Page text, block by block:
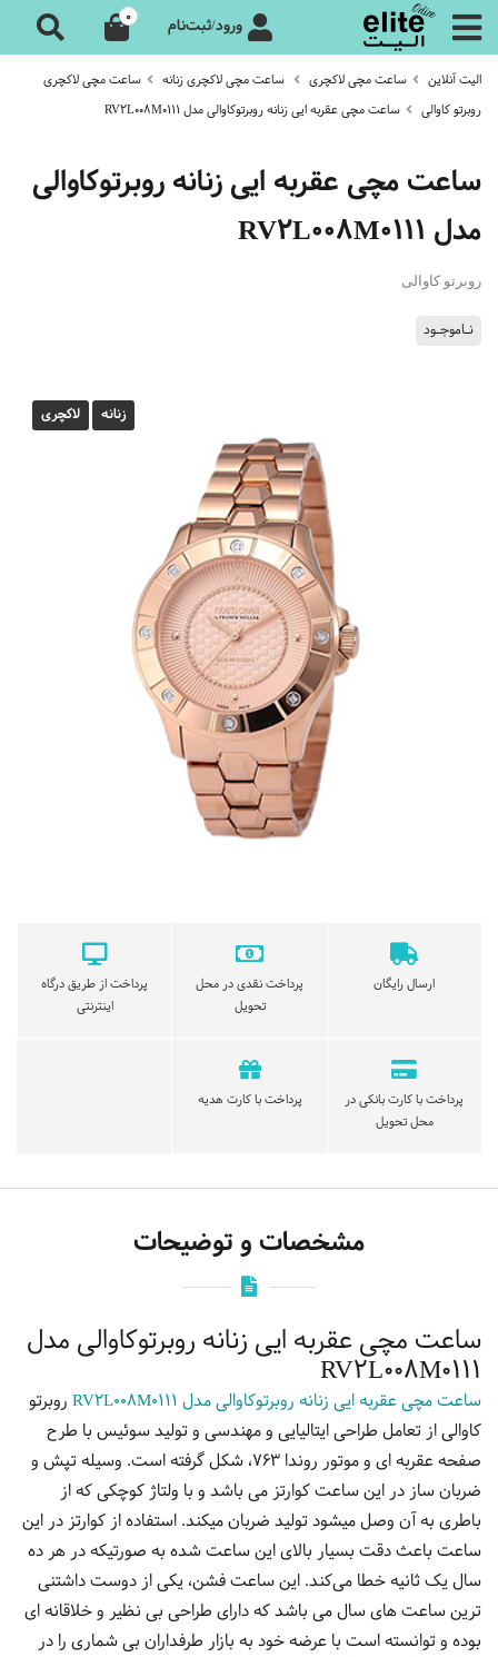
ورود/ثبت‌نام 0
الیت آنلاین ساعت مچی لاکچری ساعت مچی لاکچری زنانه
ساعت مچی لاکچری
روبرتو کاوالی
ساعت مچی عقربه ایی زنانه روبرتوکاوالی مدل RV2L008M0111
ساعت مچی عقربه ایی زنانه روبرتوکاوالی
مدل RV2L008M0111
روبرتو کاوالی
نـاموجـود
زنانه لاکچری
ارسال رایگان
پرداخت نقدی در محل
تحویل
پرداخت از طریق درگاه
اینترنتی
پرداخت با کارت بانکی در
محل تحویل
پرداخت با کارت هدیه
مشخصات و توضیحات
ساعت مچی عقربه ایی زنانه روبرتوکاوالی مدل
RV2L008M0111
ساعت مچی عقربه ایی زنانه روبرتوکاوالی مدل RV2L008M0111
روبرتو
کاوالی از تعامل طراحی ایتالیایی و مهندسی و تولید سوئیس با طرح
صفحه عقربه ای و موتور روندا 763، شکل گرفته است. وسیله تپش و
ضربان ساز در این ساعت کوارتز می باشد و با ولتاژ کوچکی که از
باطری به آن وصل میشود تولید ضربان میکند. استفاده از کوارتز در این
ساعت باعث دقت بسیار بالای این ساعت شده به صورتیکه در هر ده
سال یک ثانیه خطا می‌کند. این ساعت فشن، یکی از دوست داشتنی
ترین ساعت های سال می باشد که دارای طراحی بی نظیر و خلاقانه ای
بوده و توانسته است با عرضه خود به بازار طرفداران بی شماری را در